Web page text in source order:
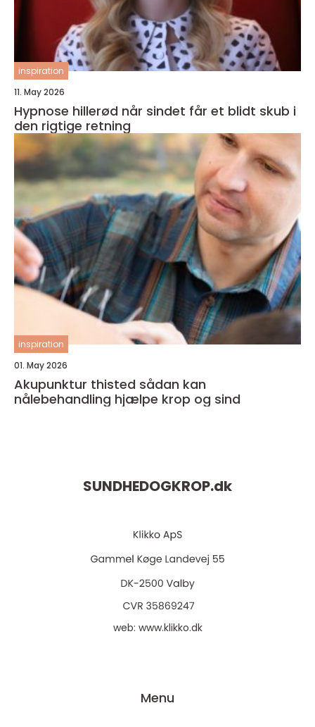
inspiration
11. May 2026
Hypnose hillerød når sindet får et blidt skub i
den rigtige retning
inspiration
01. May 2026
Akupunktur thisted sådan kan
nålebehandling hjælpe krop og sind
SUNDHEDOGKROP.dk
web: www.klikko.dk
Menu